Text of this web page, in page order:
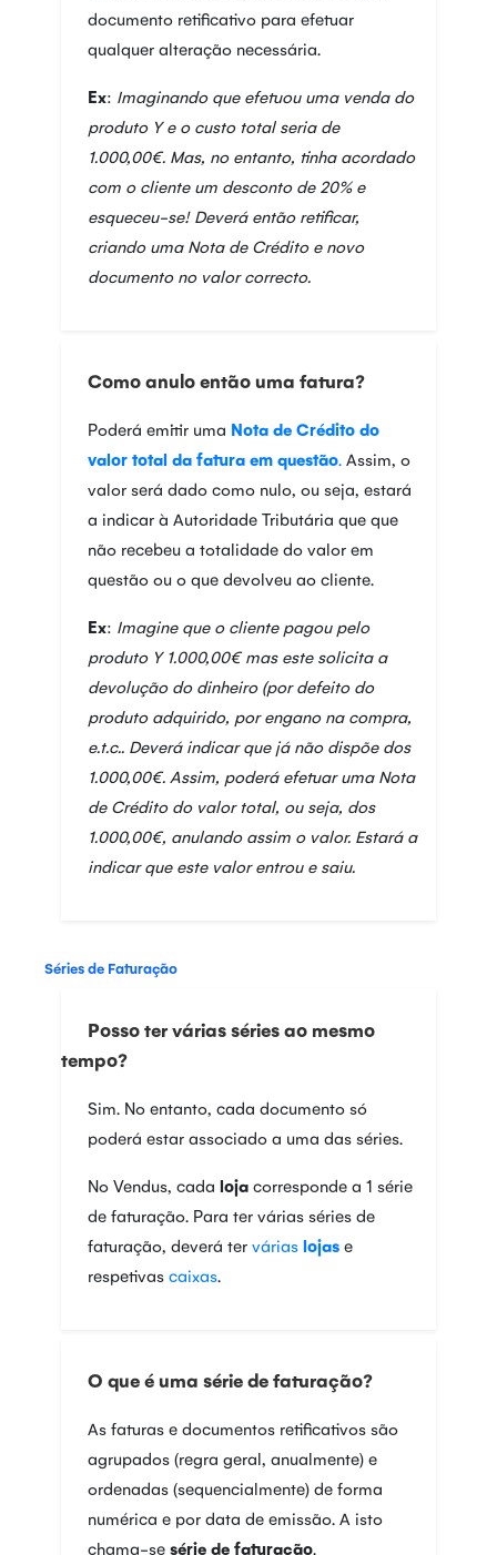
documento retificativo para efetuar
qualquer alteração necessária.
Ex: Imaginando que efetuou uma venda do
produto Y e o custo total seria de
1.000,00€. Mas, no entanto, tinha acordado
com o cliente um desconto de 20% e
esqueceu-se! Deverá então retificar,
criando uma Nota de Crédito e novo
documento no valor correcto.
Como anulo então uma fatura?
Poderá emitir uma Nota de Crédito do
valor total da fatura em questão. Assim, o
valor será dado como nulo, ou seja, estará
a indicar à Autoridade Tributária que que
não recebeu a totalidade do valor em
questão ou o que devolveu ao cliente.
Ex: Imagine que o cliente pagou pelo
produto Y 1.000,00€ mas este solicita a
devolução do dinheiro (por defeito do
produto adquirido, por engano na compra,
e.t.c.. Deverá indicar que já não dispõe dos
1.000,00€. Assim, poderá efetuar uma Nota
de Crédito do valor total, ou seja, dos
1.000,00€, anulando assim o valor. Estará a
indicar que este valor entrou e saiu.
Séries de Faturação
Posso ter várias séries ao mesmo
tempo?
Sim. No entanto, cada documento só
poderá estar associado a uma das séries.
No Vendus, cada loja corresponde a 1 série
de faturação. Para ter várias séries de
faturação, deverá ter várias lojas e
respetivas caixas.
O que é uma série de faturação?
As faturas e documentos retificativos são
agrupados (regra geral, anualmente) e
ordenadas (sequencialmente) de forma
numérica e por data de emissão. A isto
chama-se série de faturação.